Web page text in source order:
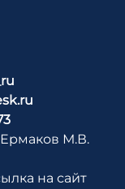
М.В.
на сайт